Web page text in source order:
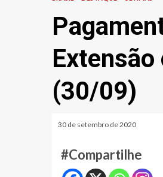
(30/09)
30 de setembro de 2020
#Compartilhe